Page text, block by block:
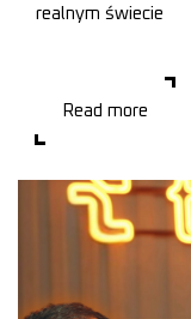
realnym świecie
zmian już po
Read more